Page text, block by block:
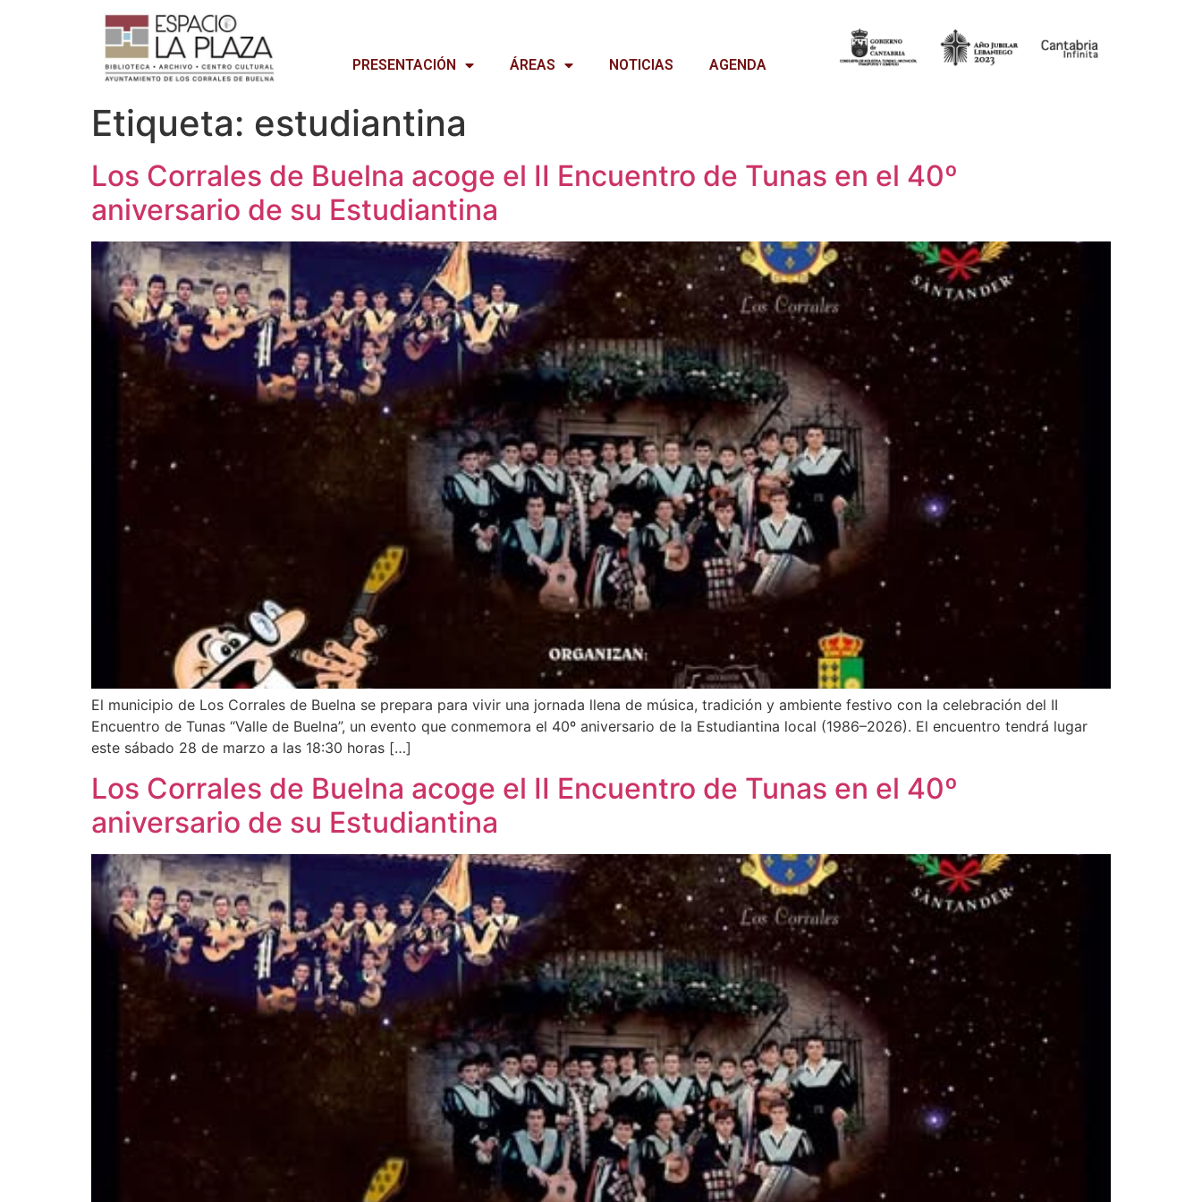
PRESENTACIÓN ÁREAS NOTICIAS AGENDA
Etiqueta: estudiantina
Los Corrales de Buelna acoge el II Encuentro de Tunas en el 40º
aniversario de su Estudiantina
El municipio de Los Corrales de Buelna se prepara para vivir una jornada llena de música, tradición y ambiente festivo con la celebración del II
Encuentro de Tunas “Valle de Buelna”, un evento que conmemora el 40º aniversario de la Estudiantina local (1986–2026). El encuentro tendrá lugar
este sábado 28 de marzo a las 18:30 horas […]
Los Corrales de Buelna acoge el II Encuentro de Tunas en el 40º
aniversario de su Estudiantina